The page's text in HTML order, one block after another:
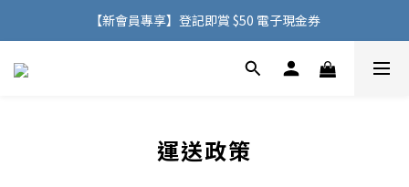
購物滿 HK$500，即可免費享用香港地區送貨服務
【新會員專享】登記即賞 $50 電子現金券
購物滿 HK$500，即可免費享用香港地區送貨服務
運送政策